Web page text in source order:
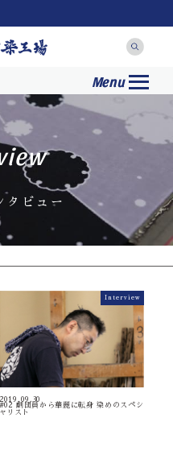
Menu
タビュー
Interview
2019.09.30
#02 劇団員から華麗に転身 染めのスペシ
ャリスト